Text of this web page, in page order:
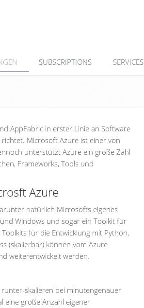
SUBSCRIPTIONS SERVICES
AppFabric in erster Linie an Software
richtet. Microsoft Azure ist einer von
unterstützt Azure ein große Zahl
Frameworks, Tools und
Azure
natürlich Microsofts eigenes
Windows und sogar ein Toolkit für
für die Entwicklung mit Python,
(skalierbar) können vom Azure
weiterentwickelt werden.
skalieren bei minutengenauer
eine große Anzahl eigener